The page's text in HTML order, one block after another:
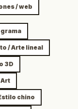
/ web
/ Arte lineal
3D
chino